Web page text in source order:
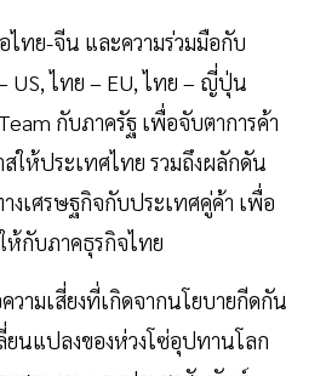
ไทย-จีน และความร่วมมือกับ
US, ไทย – EU, ไทย – ญี่ปุ่น
กับภาครัฐ เพื่อจับตาการค้า
ให้ประเทศไทย รวมถึงผลักดัน
งเศรษฐกิจกับประเทศคู่ค้า เพื่อ
ห้กับภาคธุรกิจไทย
วามเสี่ยงที่เกิดจากนโยบายกีดกัน
ยนแปลงของห่วงโซ่อุปทานโลก